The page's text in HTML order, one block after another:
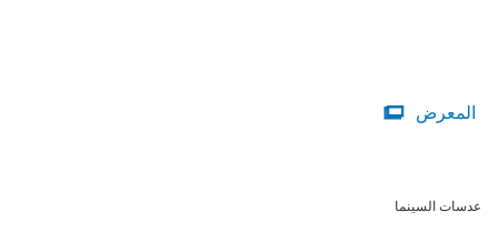
المعرض 
عدسات السينما